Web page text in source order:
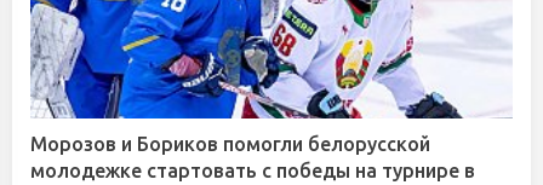
Морозов и Бориков помогли белорусской
молодежке стартовать с победы на турнире в